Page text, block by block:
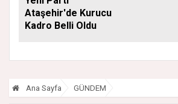
Ataşehir'de Kurucu
Kadro Belli Oldu
Ana Sayfa GÜNDEM